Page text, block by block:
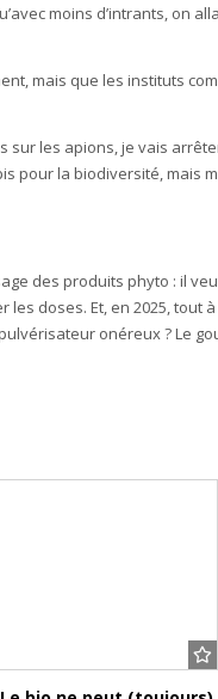
moins d’intrants, on
mais que les instituts
sur les apions, je vais
pour la biodiversité, mais
des produits phyto : il
doses. Et, en 2025, tout
onéreux ? Le